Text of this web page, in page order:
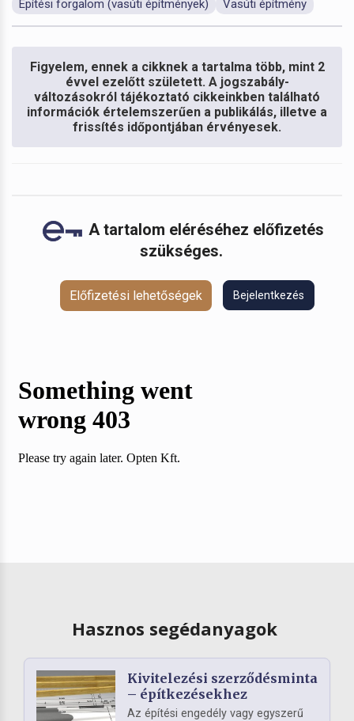
Építési forgalom (vasúti építmények)
Vasúti építmény
Figyelem, ennek a cikknek a tartalma több, mint 2
évvel ezelőtt született. A jogszabály-
változásokról tájékoztató cikkeinkben található
információk értelemszerűen a publikálás, illetve a
frissítés időpontjában érvényesek.
A tartalom eléréséhez előfizetés
szükséges.
Előfizetési lehetőségek Bejelentkezés
Hasznos segédanyagok
Kivitelezési szerződésminta
– építkezésekhez
Az építési engedély vagy egyszerű